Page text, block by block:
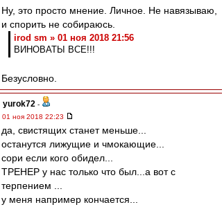
Ну, это просто мнение. Личное. Не навязываю,
и спорить не собираюсь.
irod sm » 01 ноя 2018 21:56
ВИНОВАТЫ ВСЕ!!!
Безусловно.
yurok72 -
01 ноя 2018 22:23
да, свистящих станет меньше...
останутся лижущие и чмокающие...
сори если кого обидел...
ТРЕНЕР у нас только что был...а вот с
терпением ...
у меня например кончается...